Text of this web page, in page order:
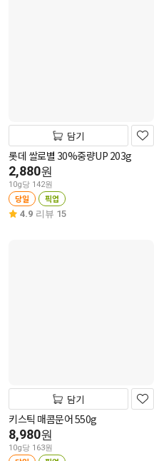
담기
롯데 쌀로별 30%중량UP 203g
2,880원
10g당 142원
당일 픽업
4.9 리뷰 15
담기
키스틱 매콤문어 550g
8,980원
10g당 163원